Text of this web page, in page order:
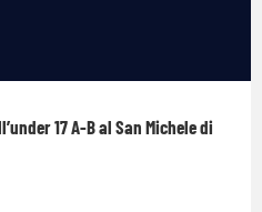
17 A-B al San Michele di